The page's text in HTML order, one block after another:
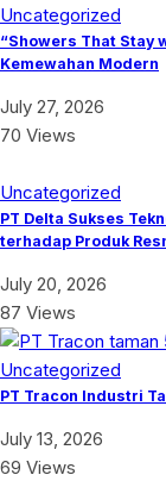
Uncategorized
“Showers That Stay
Kemewahan Modern
July 27, 2026
70 Views
Uncategorized
PT Delta Sukses
terhadap Produk
July 20, 2026
87 Views
Uncategorized
PT Tracon Industri
July 13, 2026
69 Views